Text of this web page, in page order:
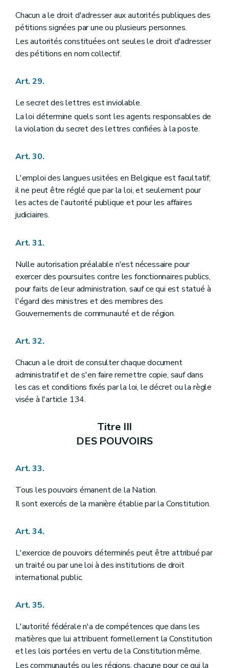
Chacun a le droit d'adresser aux autorités publiques des
pétitions signées par une ou plusieurs personnes.
Les autorités constituées ont seules le droit d'adresser
des pétitions en nom collectif.
Art. 29.
Le secret des lettres est inviolable.
La loi détermine quels sont les agents responsables de
la violation du secret des lettres confiées à la poste.
Art. 30.
L'emploi des langues usitées en Belgique est facultatif;
il ne peut être réglé que par la loi, et seulement pour
les actes de l'autorité publique et pour les affaires
judiciaires.
Art. 31.
Nulle autorisation préalable n'est nécessaire pour
exercer des poursuites contre les fonctionnaires publics,
pour faits de leur administration, sauf ce qui est statué à
l'égard des ministres et des membres des
Gouvernements de communauté et de région.
Art. 32.
Chacun a le droit de consulter chaque document
administratif et de s'en faire remettre copie, sauf dans
les cas et conditions fixés par la loi, le décret ou la règle
visée à l'article 134.
Titre III
DES POUVOIRS
Art. 33.
Tous les pouvoirs émanent de la Nation.
Il sont exercés de la manière établie par la Constitution.
Art. 34.
L'exercice de pouvoirs déterminés peut être attribué par
un traité ou par une loi à des institutions de droit
international public.
Art. 35.
L'autorité fédérale n'a de compétences que dans les
matières que lui attribuent formellement la Constitution
et les lois portées en vertu de la Constitution même.
Les communautés ou les régions, chacune pour ce qui la